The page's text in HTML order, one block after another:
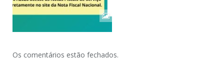
Os comentários estão fechados.